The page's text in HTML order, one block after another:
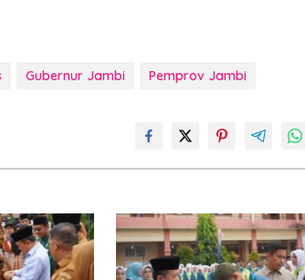
Gubernur Jambi Pemprov Jambi